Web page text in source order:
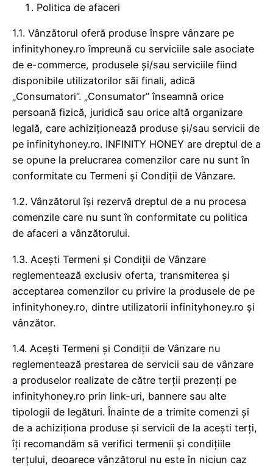
Politica de afaceri
1.1. Vânzătorul oferă produse înspre vânzare pe
infinityhoney.ro împreună cu serviciile sale asociate
de e-commerce, produsele și/sau serviciile fiind
disponibile utilizatorilor săi finali, adică
„Consumatori”. „Consumator” înseamnă orice
persoană fizică, juridică sau orice altă organizare
legală, care achiziționează produse și/sau servicii de
pe infinityhoney.ro. INFINITY HONEY are dreptul de a
se opune la prelucrarea comenzilor care nu sunt în
conformitate cu Termeni și Condiții de Vânzare.
1.2. Vânzătorul își rezervă dreptul de a nu procesa
comenzile care nu sunt în conformitate cu politica
de afaceri a vânzătorului.
1.3. Acești Termeni și Condiții de Vânzare
reglementează exclusiv oferta, transmiterea și
acceptarea comenzilor cu privire la produsele de pe
infinityhoney.ro, dintre utilizatorii infinityhoney.ro și
vânzător.
1.4. Acești Termeni și Condiții de Vânzare nu
reglementează prestarea de servicii sau de vânzare
a produselor realizate de către terții prezenți pe
infinityhoney.ro prin link-uri, bannere sau alte
tipologii de legături. Înainte de a trimite comenzi și
de a achiziționa produse și servicii de la acești terți,
îți recomandăm să verifici termenii și condițiile
terțului, deoarece vânzătorul nu este în niciun caz